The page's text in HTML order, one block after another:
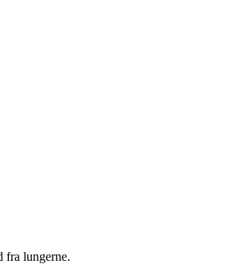
fra lungerne.